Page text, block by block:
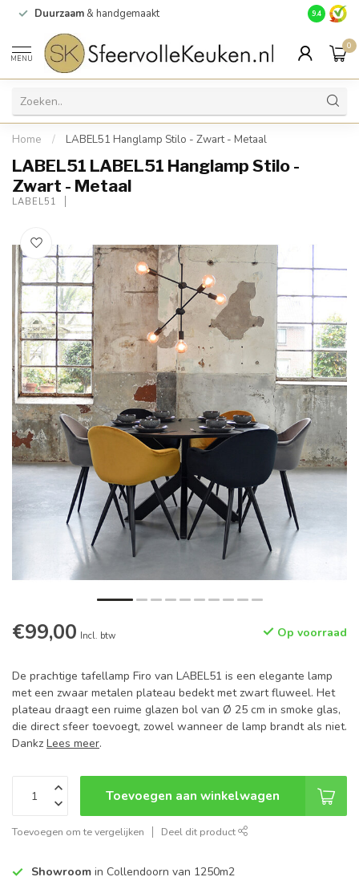
Duurzaam & handgemaakt Gratis
9.4
MENU
0
Home / LABEL51 Hanglamp Stilo - Zwart - Metaal
LABEL51 LABEL51 Hanglamp Stilo -
Zwart - Metaal
LABEL51
€99,00 Incl. btw Op voorraad
De prachtige tafellamp Firo van LABEL51 is een elegante lamp
met een zwaar metalen plateau bedekt met zwart fluweel. Het
plateau draagt een ruime glazen bol van Ø 25 cm in smoke glas,
die direct sfeer toevoegt, zowel wanneer de lamp brandt als niet.
Dankz Lees meer.
Toevoegen aan winkelwagen
Toevoegen om te vergelijken Deel dit product
Showroom in Collendoorn van 1250m2